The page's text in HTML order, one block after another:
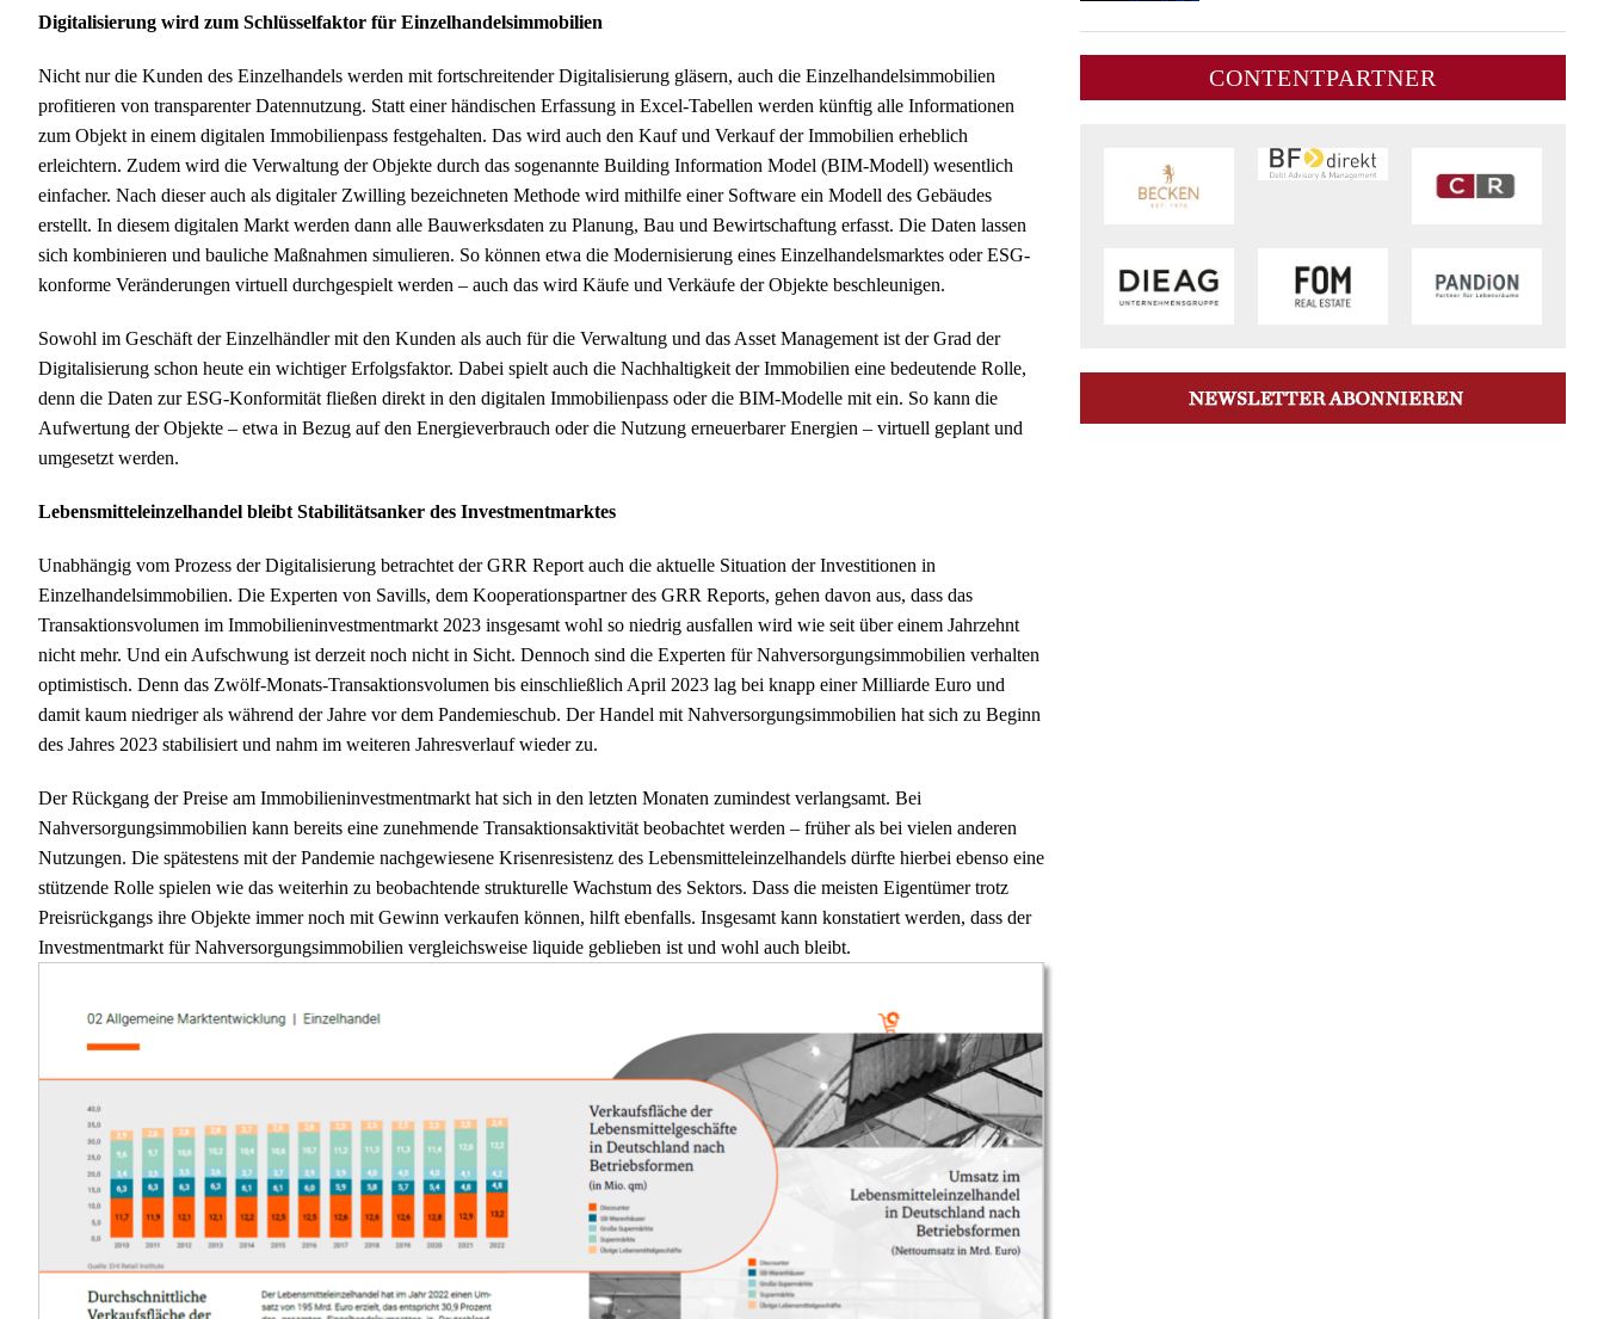
Digitalisierung wird zum Schlüsselfaktor für Einzelhandelsimmobilien
Nicht nur die Kunden des Einzelhandels werden mit fortschreitender Digitalisierung gläsern, auch die Einzelhandelsimmobilien
profitieren von transparenter Datennutzung. Statt einer händischen Erfassung in Excel-Tabellen werden künftig alle Informationen
zum Objekt in einem digitalen Immobilienpass festgehalten. Das wird auch den Kauf und Verkauf der Immobilien erheblich
erleichtern. Zudem wird die Verwaltung der Objekte durch das sogenannte Building Information Model (BIM-Modell) wesentlich
einfacher. Nach dieser auch als digitaler Zwilling bezeichneten Methode wird mithilfe einer Software ein Modell des Gebäudes
erstellt. In diesem digitalen Markt werden dann alle Bauwerksdaten zu Planung, Bau und Bewirtschaftung erfasst. Die Daten lassen
sich kombinieren und bauliche Maßnahmen simulieren. So können etwa die Modernisierung eines Einzelhandelsmarktes oder ESG-
konforme Veränderungen virtuell durchgespielt werden – auch das wird Käufe und Verkäufe der Objekte beschleunigen.
Sowohl im Geschäft der Einzelhändler mit den Kunden als auch für die Verwaltung und das Asset Management ist der Grad der
Digitalisierung schon heute ein wichtiger Erfolgsfaktor. Dabei spielt auch die Nachhaltigkeit der Immobilien eine bedeutende Rolle,
denn die Daten zur ESG-Konformität fließen direkt in den digitalen Immobilienpass oder die BIM-Modelle mit ein. So kann die
Aufwertung der Objekte – etwa in Bezug auf den Energieverbrauch oder die Nutzung erneuerbarer Energien – virtuell geplant und
umgesetzt werden.
Lebensmitteleinzelhandel bleibt Stabilitätsanker des Investmentmarktes
Unabhängig vom Prozess der Digitalisierung betrachtet der GRR Report auch die aktuelle Situation der Investitionen in
Einzelhandelsimmobilien. Die Experten von Savills, dem Kooperationspartner des GRR Reports, gehen davon aus, dass das
Transaktionsvolumen im Immobilieninvestmentmarkt 2023 insgesamt wohl so niedrig ausfallen wird wie seit über einem Jahrzehnt
nicht mehr. Und ein Aufschwung ist derzeit noch nicht in Sicht. Dennoch sind die Experten für Nahversorgungsimmobilien verhalten
optimistisch. Denn das Zwölf-Monats-Transaktionsvolumen bis einschließlich April 2023 lag bei knapp einer Milliarde Euro und
damit kaum niedriger als während der Jahre vor dem Pandemieschub. Der Handel mit Nahversorgungsimmobilien hat sich zu Beginn
des Jahres 2023 stabilisiert und nahm im weiteren Jahresverlauf wieder zu.
Der Rückgang der Preise am Immobilieninvestmentmarkt hat sich in den letzten Monaten zumindest verlangsamt. Bei
Nahversorgungsimmobilien kann bereits eine zunehmende Transaktionsaktivität beobachtet werden – früher als bei vielen anderen
Nutzungen. Die spätestens mit der Pandemie nachgewiesene Krisenresistenz des Lebensmitteleinzelhandels dürfte hierbei ebenso eine
stützende Rolle spielen wie das weiterhin zu beobachtende strukturelle Wachstum des Sektors. Dass die meisten Eigentümer trotz
Preisrückgangs ihre Objekte immer noch mit Gewinn verkaufen können, hilft ebenfalls. Insgesamt kann konstatiert werden, dass der
Investmentmarkt für Nahversorgungsimmobilien vergleichsweise liquide geblieben ist und wohl auch bleibt.
CONTENTPARTNER